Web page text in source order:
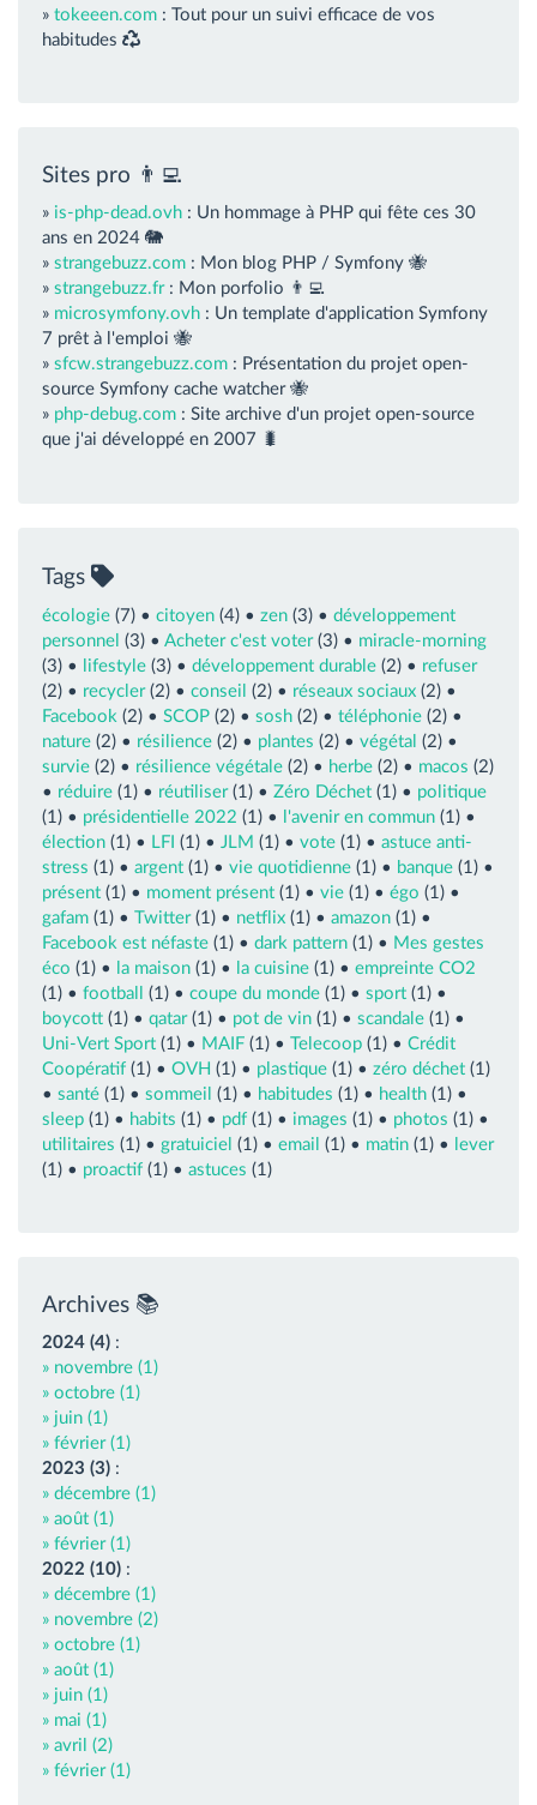
» tokeeen.com : Tout pour un suivi efficace de vos
habitudes
Sites pro 👨‍💻
» is-php-dead.ovh : Un hommage à PHP qui fête ces 30
ans en 2024 🐘
» strangebuzz.com : Mon blog PHP / Symfony 🐝
» strangebuzz.fr: Mon porfolio 👨‍💻
» microsymfony.ovh : Un template d'application Symfony
7 prêt à l'emploi 🐝
» sfcw.strangebuzz.com : Présentation du projet open-
source Symfony cache watcher 🐝
» php-debug.com : Site archive d'un projet open-source
que j'ai développé en 2007 🐛
Tags
écologie (7) • citoyen (4) • zen (3) • développement
personnel (3) • Acheter c'est voter(3) • miracle-morning
(3) •
lifestyle (3) • développement durable (2) • refuser
(2) • recycler(2) • conseil (2) • réseaux sociaux (2) •
Facebook (2) • SCOP (2) • sosh (2) • téléphonie (2) •
nature (2) • résilience (2) • plantes (2) • végétal (2) •
survie (2) • résilience végétale (2) • herbe (2) • macos (2)
• réduire (1) • réutiliser(1) • Zéro Déchet (1) • politique
(1) • présidentielle 2022 (1) • l'avenir en commun (1) •
élection (1) • LFI (1) • JLM (1) • vote (1) • astuce anti-
stress (1) • argent (1) • vie quotidienne (1) • banque (1) •
présent (1) • moment présent (1) • vie (1) • égo (1) •
gafam (1) • Twitter(1) • netflix (1) • amazon (1) •
Facebook est néfaste (1) • dark pattern (1) • Mes gestes
éco (1) • la maison (1) • la cuisine (1) • empreinte CO2
(1) • football (1) • coupe du monde (1) • sport (1) •
boycott (1) • qatar(1) • pot de vin (1) • scandale (1) •
Uni-Vert Sport (1) • MAIF (1) • Telecoop (1) • Crédit
Coopératif (1) • OVH (1) • plastique (1) • zéro déchet (1)
• santé (1) • sommeil (1) • habitudes (1) • health (1) •
sleep (1) • habits (1) • pdf (1) • images (1) • photos (1) •
utilitaires (1) • gratuiciel (1) • email (1) • matin (1) •
lever
(1) • proactif (1) • astuces (1)
Archives 📚
2024 (4) :
» novembre (1)
» octobre (1)
» juin (1)
» février (1)
2023 (3) :
» décembre (1)
» août (1)
» février (1)
2022 (10) :
» décembre (1)
» novembre (2)
» octobre (1)
» août (1)
» juin (1)
» mai (1)
» avril (2)
» février (1)